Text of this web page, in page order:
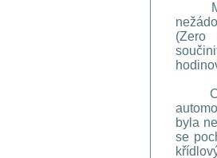
(Zero
byla
se